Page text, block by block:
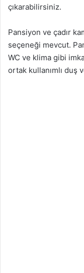
çıkarabilirsiniz.
Pansiyon ve çadır
seçeneği mevcut.
WC ve klima gibi
ortak kullanımlı duş